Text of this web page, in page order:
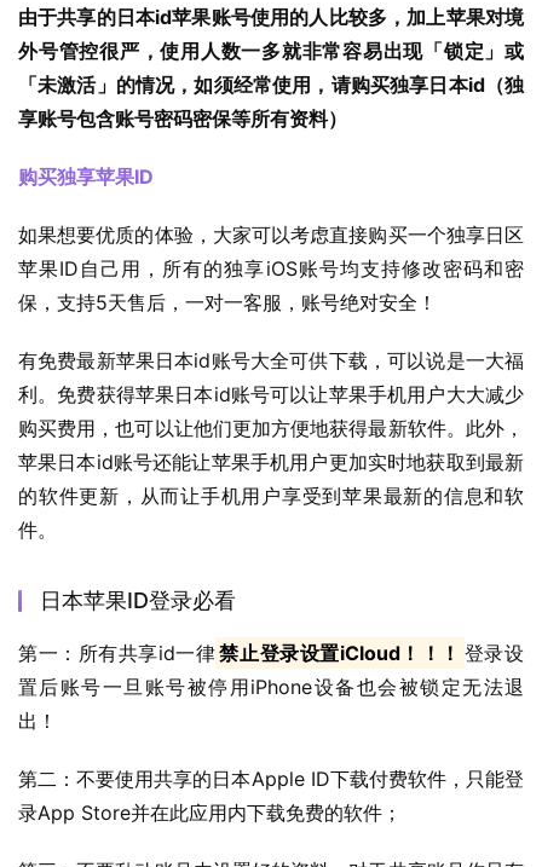
由于共享的日本id苹果账号使用的人比较多，加上苹果对境
外号管控很严，使用人数一多就非常容易出现「锁定」或
「未激活」的情况，如须经常使用，请购买独享日本id（独
享账号包含账号密码密保等所有资料）
购买独享苹果ID
如果想要优质的体验，大家可以考虑直接购买一个独享日区
苹果ID自己用，所有的独享iOS账号均支持修改密码和密
保，支持5天售后，一对一客服，账号绝对安全！
有免费最新苹果日本id账号大全可供下载，可以说是一大福
利。免费获得苹果日本id账号可以让苹果手机用户大大减少
购买费用，也可以让他们更加方便地获得最新软件。此外，
苹果日本id账号还能让苹果手机用户更加实时地获取到最新
的软件更新，从而让手机用户享受到苹果最新的信息和软
件。
日本苹果ID登录必看
第一：所有共享id一律禁止登录设置iCloud！！！ 登录设
置后账号一旦账号被停用iPhone设备也会被锁定无法退
出！
第二：不要使用共享的日本Apple ID下载付费软件，只能登
录App Store并在此应用内下载免费的软件；